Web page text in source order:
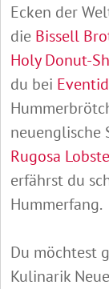
Ecken der
die Bissell
Holy Donut-
du bei
neuenglische
Rugosa
erfährst du
Hummerfang.
Du möchtest
Kulinarik